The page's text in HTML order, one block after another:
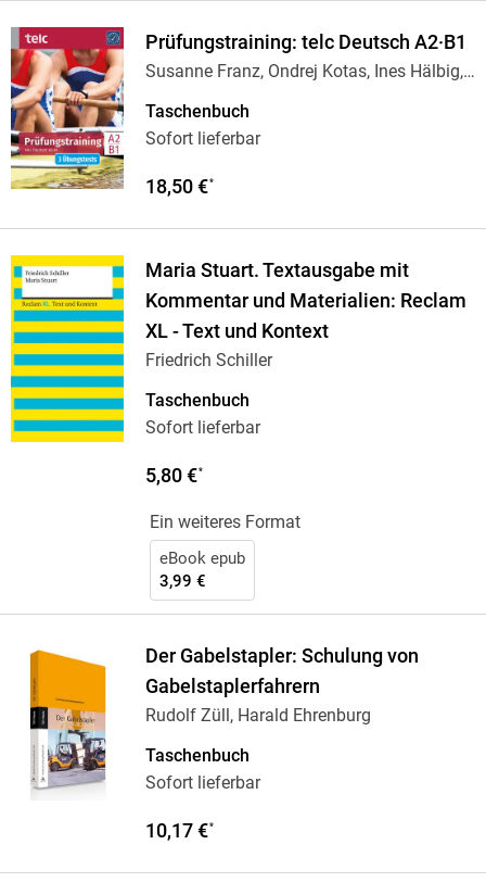
Prüfungstraining: telc Deutsch A2·B1
Susanne Franz, Ondrej Kotas, Ines Hälbig,
Taschenbuch
Sofort lieferbar
18,50 €*
Maria Stuart. Textausgabe mit
Kommentar und Materialien: Reclam
XL - Text und Kontext
Friedrich Schiller
Taschenbuch
Sofort lieferbar
5,80 €*
Ein weiteres Format
eBook epub
3,99 €
Der Gabelstapler: Schulung von
Gabelstaplerfahrern
Rudolf Züll, Harald Ehrenburg
Taschenbuch
Sofort lieferbar
10,17 €*